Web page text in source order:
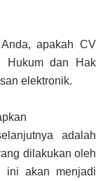
apakah CV
Hukum dan Hak
elektronik.
adalah
dilakukan oleh
ini akan menjadi